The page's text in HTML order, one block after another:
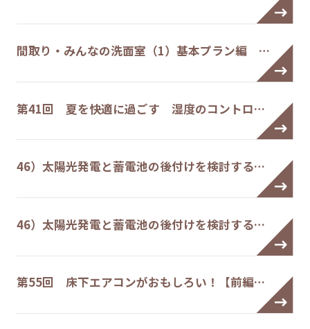
間取り・みんなの洗面室（1）基本プラン編 …
第41回 夏を快適に過ごす 湿度のコントロ…
46）太陽光発電と蓄電池の後付けを検討する…
46）太陽光発電と蓄電池の後付けを検討する…
第55回 床下エアコンがおもしろい！【前編…